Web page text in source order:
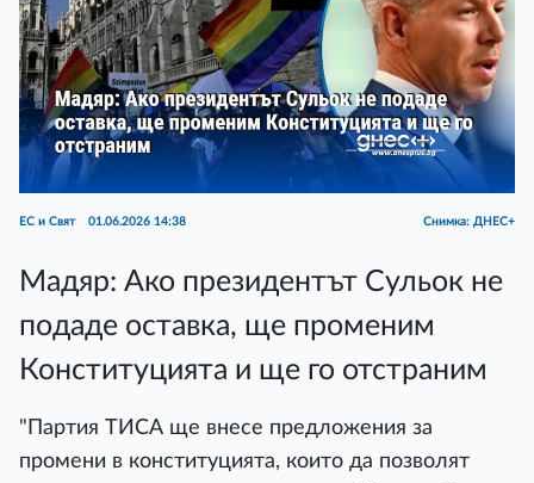
ЕС и Свят 01.06.2026 14:38 Снимка: ДНЕС+
Мадяр: Ако президентът Сульок не
подаде оставка, ще променим
Конституцията и ще го отстраним
"Партия ТИСА ще внесе предложения за
промени в конституцията, които да позволят